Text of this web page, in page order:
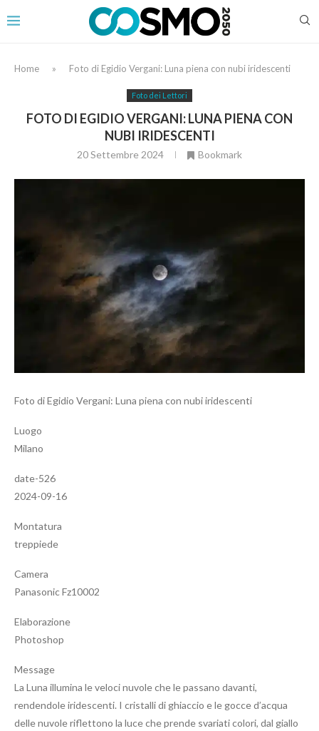
Home » Foto di Egidio Vergani: Luna piena con nubi iridescenti
Foto dei Lettori
FOTO DI EGIDIO VERGANI: LUNA PIENA CON
NUBI IRIDESCENTI
20 Settembre 2024 Bookmark
Foto di Egidio Vergani: Luna piena con nubi iridescenti
Luogo
Milano
date-526
2024-09-16
Montatura
treppiede
Camera
Panasonic Fz10002
Elaborazione
Photoshop
Message
La Luna illumina le veloci nuvole che le passano davanti,
rendendole iridescenti. I cristalli di ghiaccio e le gocce d’acqua
delle nuvole riflettono la luce che prende svariati colori, dal giallo